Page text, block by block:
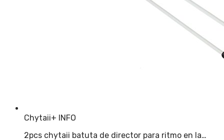
Chytaii+ INFO
2pcs chytaii batuta de director para ritmo en la…